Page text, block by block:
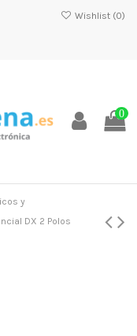
Wishlist (0)
0
y
DX 2 Polos